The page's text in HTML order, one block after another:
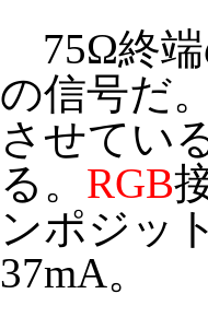
75Ω終端
の信号だ
させてい
る。 RGB
ンポジッ
37mA。